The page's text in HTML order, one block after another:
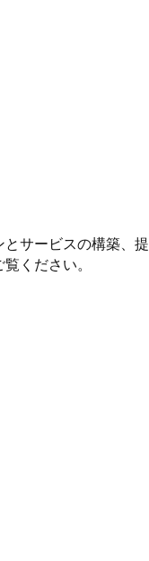
サービスの構築、提
ください。